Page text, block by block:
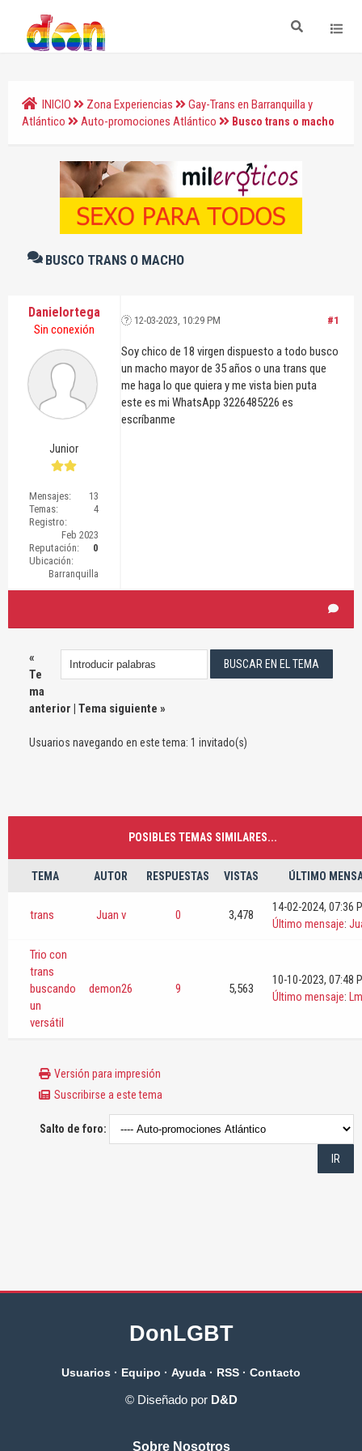
INICIO Zona Experiencias
Gay-Trans en Barranquilla y
Atlántico
Auto-promociones Atlántico Busco trans o macho
BUSCO TRANS O MACHO
Danielortega
Sin conexión
Junior
Mensajes:
13
Temas:
4
Registro:
Feb 2023
Reputación:
0
Ubicación:
Barranquilla
#1
12-03-2023, 10:29 PM
Soy chico de 18 virgen dispuesto a todo busco
un macho mayor de 35 años o una trans que
me haga lo que quiera y me vista bien puta
este es mi WhatsApp 3226485226 es
escríbanme
«
Te
ma
anterior | Tema siguiente »
Usuarios navegando en este tema: 1 invitado(s)
POSIBLES TEMAS SIMILARES...
TEMA AUTOR RESPUESTAS VISTAS ÚLTIMO
trans Juan v 0 3,478
14-02-2024, 07:36
Último mensaje:
Trio con
trans
buscando
un
versátil
demon26 9 5,563
10-10-2023, 07:48
Último mensaje:
Versión para impresión
Suscribirse a este tema
Salto de foro:
DonLGBT
Usuarios · Equipo · Ayuda · RSS · Contacto
© Diseñado por D&D
Sobre Nosotros